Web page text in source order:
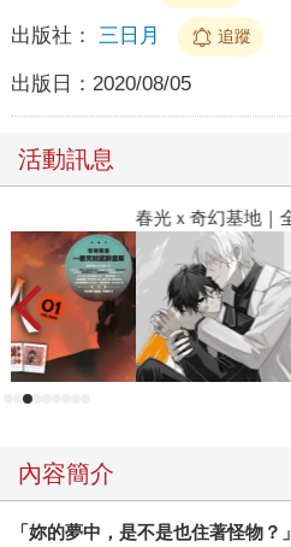
出版社： 三日月 追蹤
出版日： 2020/08/05
活動訊息
春光ｘ奇幻基地｜全書系展
內容簡介
「妳的夢中，是不是也住著怪物？」